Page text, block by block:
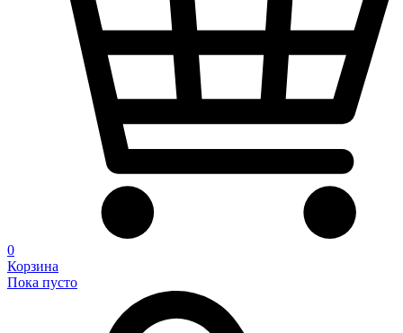
0
Корзина
Пока пусто